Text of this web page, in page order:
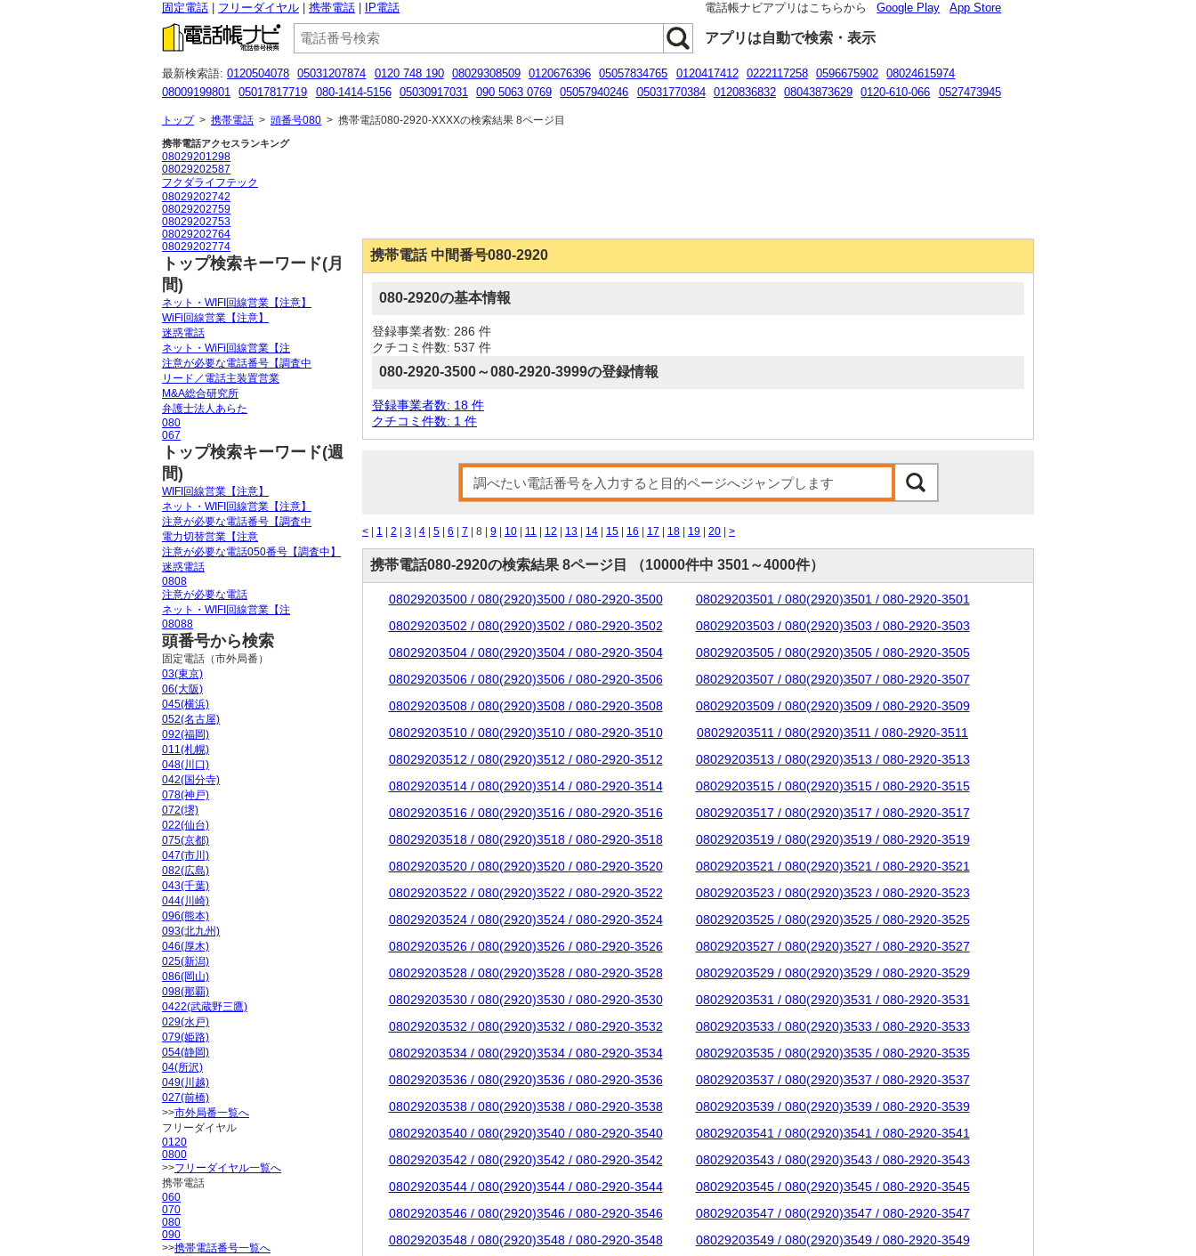
固定電話 フリーダイヤル 携帯電話 IP電話 電話帳ナビアプリはこちらから Google Play App Store
アプリは自動で検索・表示
最新検索語: 0120504078 05031207874 0120 748 190 08029308509 0120676396 05057834765 0120417412 0222117258 0596675902
08024615974
08009199801
05017817719 080-1414-5156 05030917031 090 5063 0769 05057940246 05031770384 0120836832 08043873629 0120-610-066
0527473945
トップ> 携帯電話 > 頭番号080 > 携帯電話080-2920-XXXXの検索結果 8ページ目
携帯電話 中間番号080-2920
080-2920の基本情報
登録事業者数: 286 件
クチコミ件数: 537 件
080-2920-3500～080-2920-3999の登録情報
登録事業者数: 18 件
クチコミ件数: 1 件
< 1 2 3 4 5 6 7 | 8 | 9 10 11 12 13 14 15 16 17 18 19 20 >
携帯電話080-2920の検索結果 8ページ目 （10000件中 3501～4000件）
08029203500 / 080(2920)3500 / 080-2920-3500
08029203501 / 080(2920)3501 / 080-2920-3501
08029203502 / 080(2920)3502 / 080-2920-3502
08029203503 / 080(2920)3503 / 080-2920-3503
08029203504 / 080(2920)3504 / 080-2920-3504
08029203505 / 080(2920)3505 / 080-2920-3505
08029203506 / 080(2920)3506 / 080-2920-3506
08029203507 / 080(2920)3507 / 080-2920-3507
08029203508 / 080(2920)3508 / 080-2920-3508
08029203509 / 080(2920)3509 / 080-2920-3509
08029203510 / 080(2920)3510 / 080-2920-3510
08029203511 / 080(2920)3511 / 080-2920-3511
08029203512 / 080(2920)3512 / 080-2920-3512
08029203513 / 080(2920)3513 / 080-2920-3513
08029203514 / 080(2920)3514 / 080-2920-3514
08029203515 / 080(2920)3515 / 080-2920-3515
08029203516 / 080(2920)3516 / 080-2920-3516
08029203517 / 080(2920)3517 / 080-2920-3517
08029203518 / 080(2920)3518 / 080-2920-3518
08029203519 / 080(2920)3519 / 080-2920-3519
08029203520 / 080(2920)3520 / 080-2920-3520
08029203521 / 080(2920)3521 / 080-2920-3521
08029203522 / 080(2920)3522 / 080-2920-3522
08029203523 / 080(2920)3523 / 080-2920-3523
08029203524 / 080(2920)3524 / 080-2920-3524
08029203525 / 080(2920)3525 / 080-2920-3525
08029203526 / 080(2920)3526 / 080-2920-3526
08029203527 / 080(2920)3527 / 080-2920-3527
08029203528 / 080(2920)3528 / 080-2920-3528
08029203529 / 080(2920)3529 / 080-2920-3529
08029203530 / 080(2920)3530 / 080-2920-3530
08029203531 / 080(2920)3531 / 080-2920-3531
08029203532 / 080(2920)3532 / 080-2920-3532
08029203533 / 080(2920)3533 / 080-2920-3533
08029203534 / 080(2920)3534 / 080-2920-3534
08029203535 / 080(2920)3535 / 080-2920-3535
08029203536 / 080(2920)3536 / 080-2920-3536
08029203537 / 080(2920)3537 / 080-2920-3537
08029203538 / 080(2920)3538 / 080-2920-3538
08029203539 / 080(2920)3539 / 080-2920-3539
08029203540 / 080(2920)3540 / 080-2920-3540
08029203541 / 080(2920)3541 / 080-2920-3541
08029203542 / 080(2920)3542 / 080-2920-3542
08029203543 / 080(2920)3543 / 080-2920-3543
08029203544 / 080(2920)3544 / 080-2920-3544
08029203545 / 080(2920)3545 / 080-2920-3545
08029203546 / 080(2920)3546 / 080-2920-3546
08029203547 / 080(2920)3547 / 080-2920-3547
08029203548 / 080(2920)3548 / 080-2920-3548
08029203549 / 080(2920)3549 / 080-2920-3549
携帯電話アクセスランキング
08029201298
08029202587
フクダライフテック
08029202742
08029202759
08029202753
08029202764
08029202774
トップ検索キーワード(月
間)
ネット・WIFI回線営業【注意】
WiFi回線営業【注意】
迷惑電話
ネット・WiFi回線営業【注
注意が必要な電話番号【調査中
リード／電話主装置営業
M&A総合研究所
弁護士法人あらた
080
067
トップ検索キーワード(週
間)
WIFI回線営業【注意】
ネット・WIFI回線営業【注意】
注意が必要な電話番号【調査中
電力切替営業【注意
注意が必要な電話050番号【調査中】
迷惑電話
0808
注意が必要な電話
ネット・WIFI回線営業【注
08088
頭番号から検索
固定電話（市外局番）
03(東京)
06(大阪)
045(横浜)
052(名古屋)
092(福岡)
011(札幌)
048(川口)
042(国分寺)
078(神戸)
072(堺)
022(仙台)
075(京都)
047(市川)
082(広島)
043(千葉)
044(川崎)
096(熊本)
093(北九州)
046(厚木)
025(新潟)
086(岡山)
098(那覇)
0422(武蔵野三鷹)
029(水戸)
079(姫路)
054(静岡)
04(所沢)
049(川越)
027(前橋)
>>市外局番一覧へ
フリーダイヤル
0120
0800
>>フリーダイヤル一覧へ
携帯電話
060
070
080
090
>>携帯電話番号一覧へ